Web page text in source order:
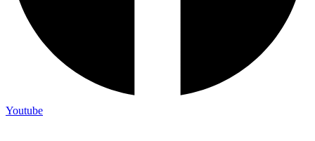
Youtube